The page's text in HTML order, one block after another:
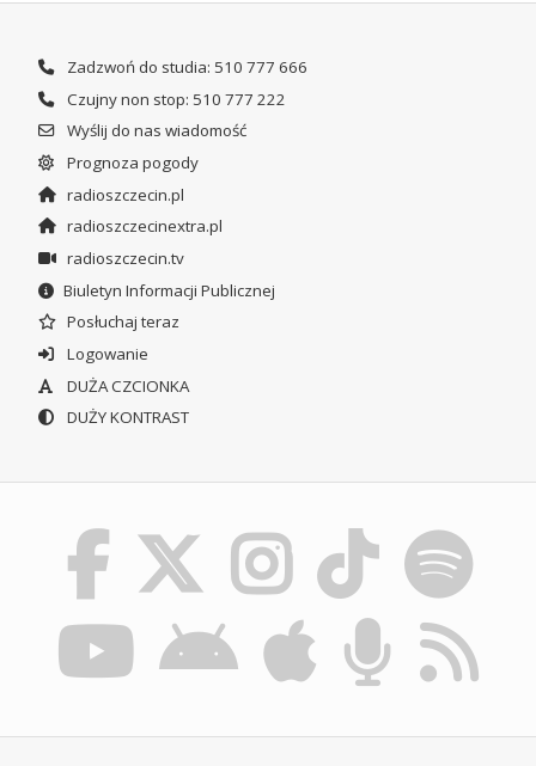
Zadzwoń do studia: 510 777 666
Czujny non stop: 510 777 222
Wyślij do nas wiadomość
Prognoza pogody
radioszczecin.pl
radioszczecinextra.pl
radioszczecin.tv
Biuletyn Informacji Publicznej
Posłuchaj teraz
Logowanie
DUŻA CZCIONKA
DUŻY KONTRAST